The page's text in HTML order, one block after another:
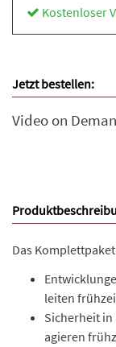
Kostenloser
Jetzt bestellen:
Video on
Das
leiten
Sicherheit in
agieren